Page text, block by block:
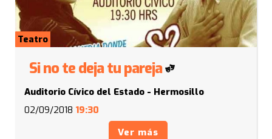
Teatro
Si no te deja tu pareja
Auditorio Cívico del Estado - Hermosillo
02/09/2018 19:30
Ver más